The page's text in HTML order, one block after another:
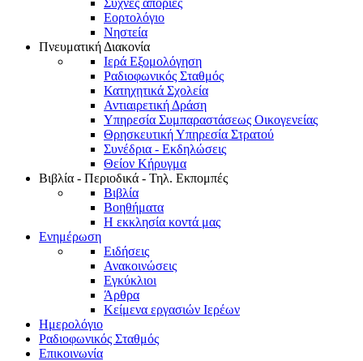
Εορτολόγιο
Νηστεία
Πνευματική Διακονία
Ιερά Εξομολόγηση
Ραδιοφωνικός Σταθμός
Κατηχητικά Σχολεία
Αντιαιρετική Δράση
Υπηρεσία Συμπαραστάσεως Οικογενείας
Θρησκευτική Υπηρεσία Στρατού
Συνέδρια - Εκδηλώσεις
Θείον Κήρυγμα
Βιβλία - Περιοδικά - Τηλ. Εκπομπές
Βιβλία
Βοηθήματα
Η εκκλησία κοντά μας
Ενημέρωση
Ειδήσεις
Ανακοινώσεις
Εγκύκλιοι
Άρθρα
Κείμενα εργασιών Ιερέων
Ημερολόγιο
Ραδιοφωνικός Σταθμός
Επικοινωνία